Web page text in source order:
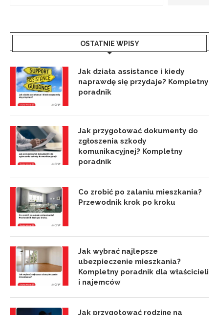
OSTATNIE WPISY
Jak działa assistance i kiedy
naprawdę się przydaje? Kompletny
poradnik
Jak przygotować dokumenty do
zgłoszenia szkody
komunikacyjnej? Kompletny
poradnik
Co zrobić po zalaniu mieszkania?
Przewodnik krok po kroku
Jak wybrać najlepsze
ubezpieczenie mieszkania?
Kompletny poradnik dla właścicieli
i najemców
Jak przygotować rodzinę na